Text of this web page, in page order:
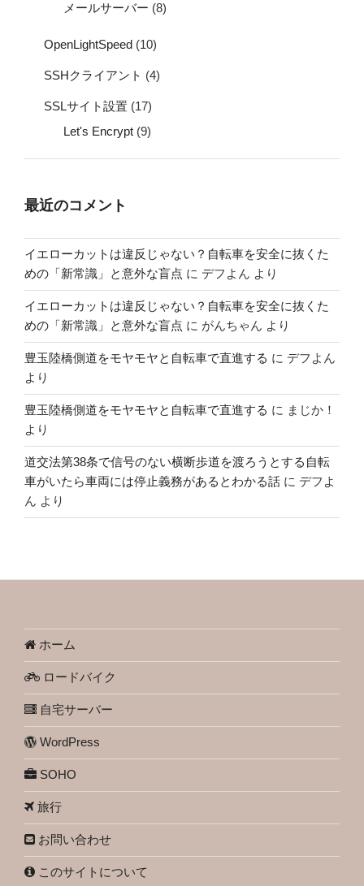
メールサーバー (8)
OpenLightSpeed (10)
SSHクライアント (4)
SSLサイト設置 (17)
Let's Encrypt (9)
最近のコメント
イエローカットは違反じゃない？自転車を安全に抜くた
めの「新常識」と意外な盲点 に デフよん より
イエローカットは違反じゃない？自転車を安全に抜くた
めの「新常識」と意外な盲点 に がんちゃん より
豊玉陸橋側道をモヤモヤと自転車で直進する に デフよん
より
豊玉陸橋側道をモヤモヤと自転車で直進する に まじか！
より
道交法第38条で信号のない横断歩道を渡ろうとする自転
車がいたら車両には停止義務があるとわかる話 に デフよ
ん より
ホーム
ロードバイク
自宅サーバー
WordPress
SOHO
旅行
お問い合わせ
このサイトについて